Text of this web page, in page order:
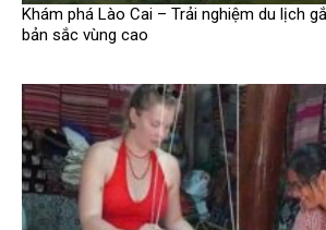
Khám phá Lào Cai – Trải nghiệm du lịch
bản sắc vùng cao